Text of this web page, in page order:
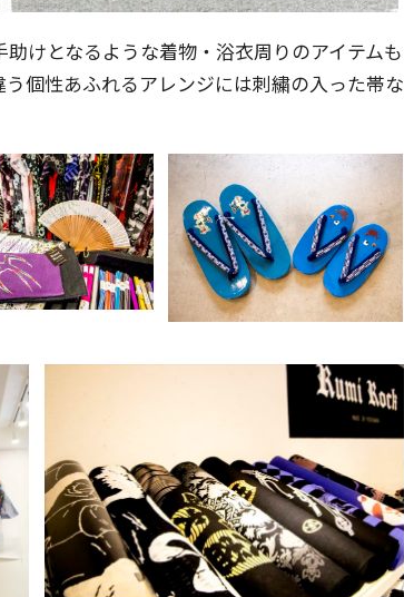
けとなるような着物・浴衣周りのアイテムも
個性あふれるアレンジには刺繍の入った帯な